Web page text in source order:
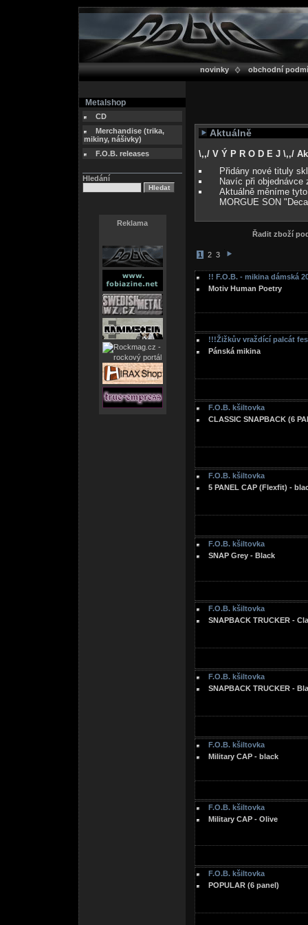
novinky obchodní
Metalshop
CD
Merchandise (trika,
mikiny, nášivky)
F.O.B. releases
Hledání
Reklama
Aktuálně
\,,/ V Ý P R O D E J \,,/
Přidány nové tituly
Navíc při
Aktuálně měníme
MORGUE SON
Řadit zboží
1 2 3
!! F.O.B. - mikina dámská
Motiv Human Poetry
!!!Žižkův vraždící palcát
Pánská mikina
F.O.B. kšiltovka
CLASSIC SNAPBACK (6
F.O.B. kšiltovka
5 PANEL CAP (Flexfit) -
F.O.B. kšiltovka
SNAP Grey - Black
F.O.B. kšiltovka
SNAPBACK TRUCKER -
F.O.B. kšiltovka
SNAPBACK TRUCKER -
F.O.B. kšiltovka
Military CAP - black
F.O.B. kšiltovka
Military CAP - Olive
F.O.B. kšiltovka
POPULAR (6 panel)